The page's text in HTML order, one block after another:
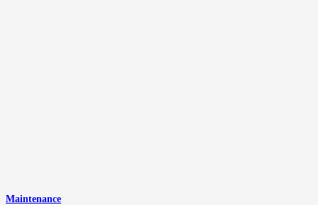
Maintenance